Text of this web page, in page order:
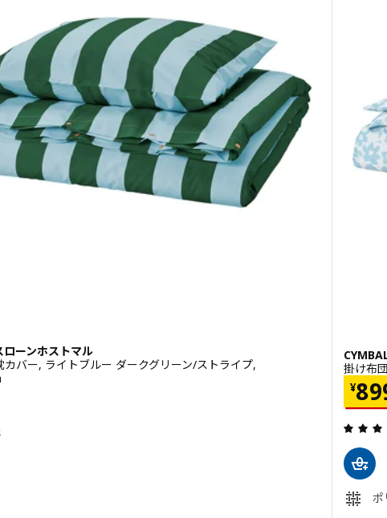
ーンホストマル
バー, ライトブルー ダークグリーン/ストライプ,
ュー: 4.5 から 5 星です。 総レビュー数:
掛け布
¥
価
ポ